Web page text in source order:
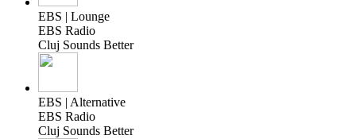
EBS | Lounge
EBS Radio
Cluj Sounds Better
EBS | Alternative
EBS Radio
Cluj Sounds Better